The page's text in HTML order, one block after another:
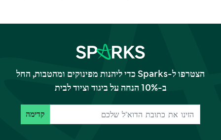
הצטרפו ל-Sparks כדי ליהנות מפינוקים ומהטבות, החל
ב-10% הנחה על ביגוד וציוד לבית
קדימה